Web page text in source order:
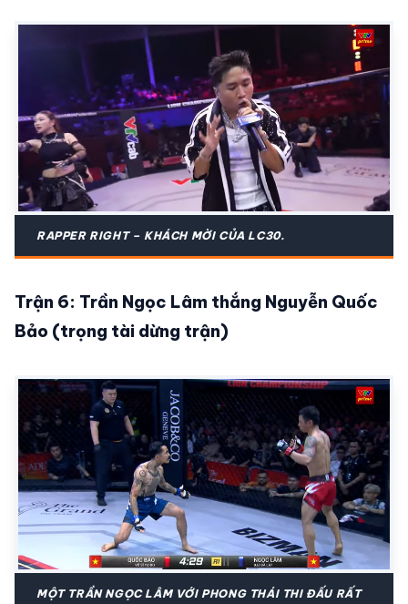
RAPPER RIGHT – KHÁCH MỜI CỦA LC30.
Trận 6: Trần Ngọc Lâm thắng Nguyễn Quốc
Bảo (trọng tài dừng trận)
MỘT TRẦN NGỌC LÂM VỚI PHONG THÁI THI ĐẤU RẤT